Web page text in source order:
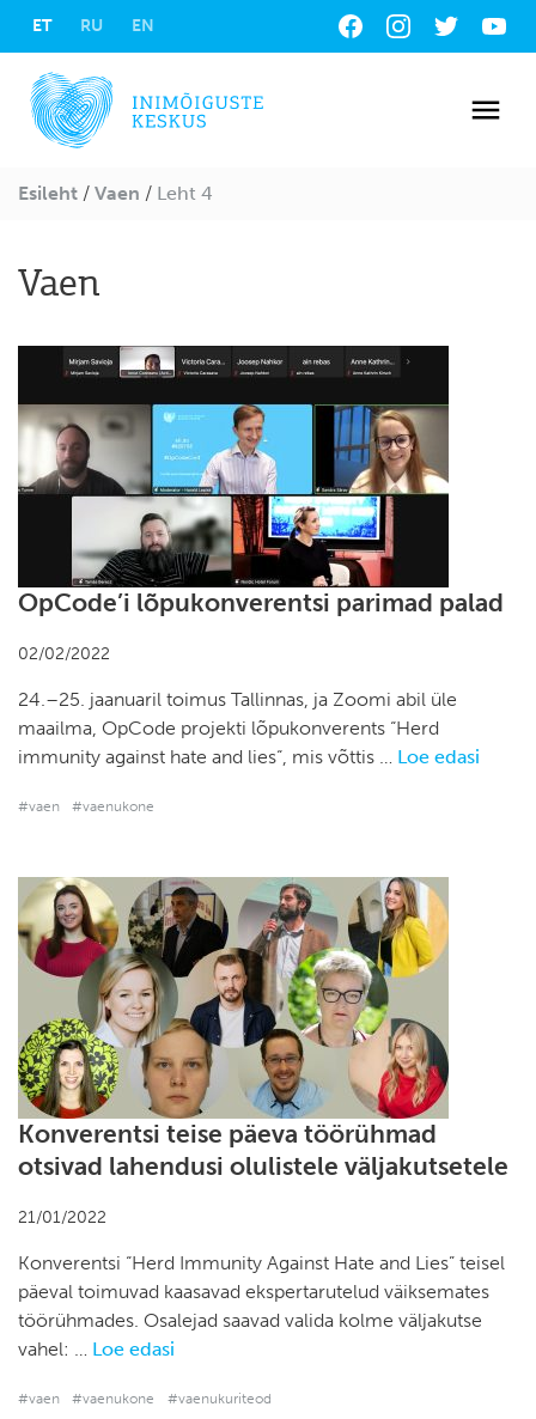
ET RU EN
Jälgi
Esileht / Vaen / Leht 4
Vaen
OpCode’i lõpukonverentsi parimad palad
02/02/2022
24.–25. jaanuaril toimus Tallinnas, ja Zoomi abil üle
maailma, OpCode projekti lõpukonverents “Herd
immunity against hate and lies“, mis võttis … Loe edasi
#vaen #vaenukone
Konverentsi teise päeva töörühmad
otsivad lahendusi olulistele väljakutsetele
21/01/2022
Konverentsi “Herd Immunity Against Hate and Lies” teisel
päeval toimuvad kaasavad ekspertarutelud väiksemates
töörühmades. Osalejad saavad valida kolme väljakutse
vahel: … Loe edasi
#vaen #vaenukone #vaenukuriteod